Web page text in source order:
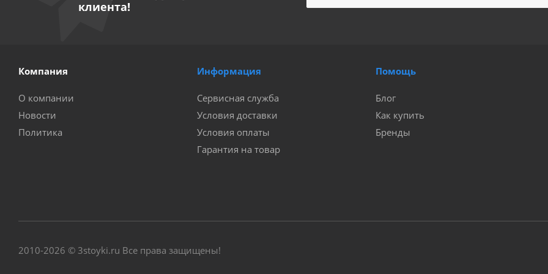
клиента!
Компания
О компании
Новости
Политика
Информация
Сервисная служба
Условия доставки
Условия оплаты
Гарантия на товар
Помощь
Блог
Как купить
Бренды
2010-2026 © 3stoyki.ru Все права защищены!